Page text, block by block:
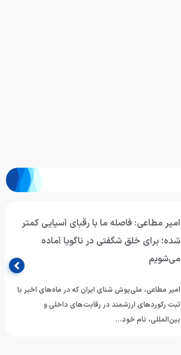
امیر مطاعی: فاصله ما با رقبای آسیایی کمتر
شده؛ برای خلق شگفتی در ناگویا آماده
می‌شویم
امیر مطاعی، ملی‌پوش شنای ایران که در ماه‌های اخیر با
ثبت رکوردهای ارزشمند در رقابت‌های داخلی و
بین‌المللی، نام خود…